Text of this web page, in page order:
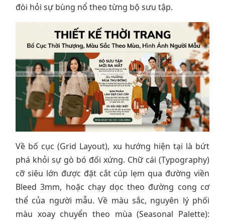
đòi hỏi sự bùng nổ theo từng bộ sưu tập.
Về bố cục (Grid Layout), xu hướng hiện tại là bứt
phá khỏi sự gò bó đối xứng. Chữ cái (Typography)
cỡ siêu lớn được đặt cắt cúp lẹm qua đường viền
Bleed 3mm, hoặc chạy dọc theo đường cong cơ
thể của người mẫu. Về màu sắc, nguyên lý phối
màu xoay chuyển theo mùa (Seasonal Palette):